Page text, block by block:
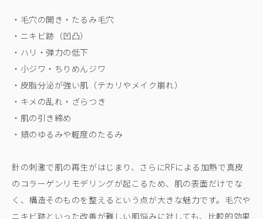
・毛穴の開き・たるみ毛穴
・ニキビ跡（凹凸）
・ハリ・弾力の低下
・小ジワ・ちりめんジワ
・皮脂分泌が強い肌（テカリやメイク崩れ）
・キメの乱れ・ざらつき
・肌の引き締め
・頬のゆるみや軽度のたるみ
針の刺激で肌の再生がはじまり、さらにRFによる加熱で真皮
のコラーゲンリモデリングが起こるため、肌の表面だけでな
く、構造そのものを整えるという点が大きな魅力です。毛穴や
ニキビ跡といった改善が難しい肌悩みに対しても、比較的効果